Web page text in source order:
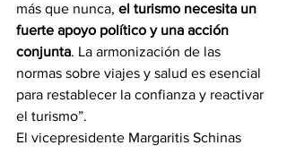
más que nunca, el turismo necesita un
fuerte apoyo político y una acción
conjunta. La armonización de las
normas sobre viajes y salud es esencial
para restablecer la confianza y reactivar
el turismo”.
El vicepresidente Margaritis Schinas